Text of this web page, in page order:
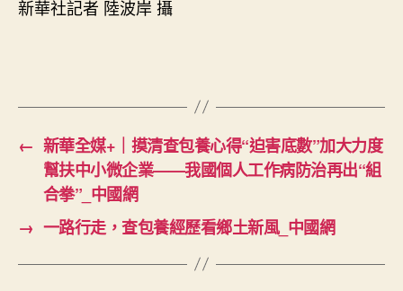
新華社記者 陸波岸 攝
← 新華全媒+｜摸清查包養心得“迫害底數”加大力度
幫扶中小微企業——我國個人工作病防治再出“組
合拳”_中國網
→ 一路行走，查包養經歷看鄉土新風_中國網